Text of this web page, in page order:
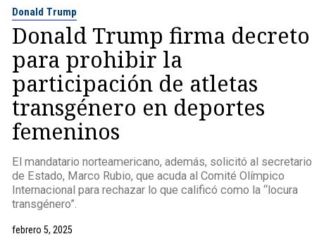
Donald Trump
Donald Trump firma decreto
para prohibir la
participación de atletas
transgénero en deportes
femeninos
El mandatario norteamericano, además, solicitó al secretario
de Estado, Marco Rubio, que acuda al Comité Olímpico
Internacional para rechazar lo que calificó como la “locura
transgénero”.
febrero 5, 2025